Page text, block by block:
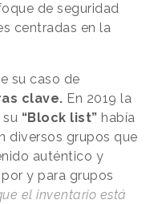
de seguridad
centradas en la
su caso de
clave. En 2019 la
su “Block list” había
diversos grupos que
auténtico y
y para grupos
el inventario está